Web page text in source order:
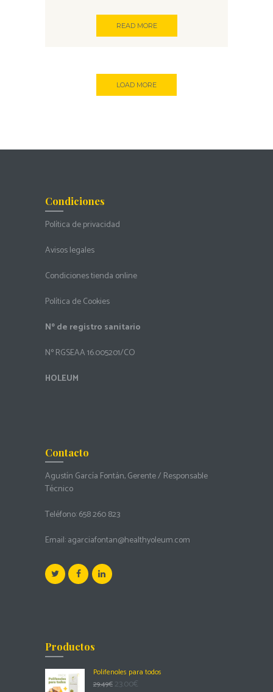
READ MORE
LOAD MORE
Condiciones
Política de privacidad
Avisos legales
Condiciones tienda online
Política de Cookies
Nº de registro sanitario
Nº RGSEAA 16.005201/CO
HOLEUM
Contacto
Agustín García Fontán, Gerente / Responsable
Técnico
Teléfono:658 260 823
Email:agarciafontan@healthyoleum.com
Productos
Polifenoles para todos
29.49€ 23.00€